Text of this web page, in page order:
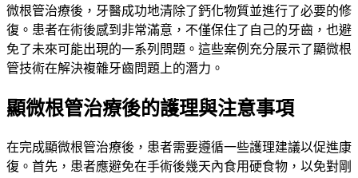
微根管治療後，牙醫成功地清除了鈣化物質並進行了必要的修
復。患者在術後感到非常滿意，不僅保住了自己的牙齒，也避
免了未來可能出現的一系列問題。這些案例充分展示了顯微根
管技術在解決複雜牙齒問題上的潛力。
顯微根管治療後的護理與注意事項
在完成顯微根管治療後，患者需要遵循一些護理建議以促進康
復。首先，患者應避免在手術後幾天內食用硬食物，以免對剛